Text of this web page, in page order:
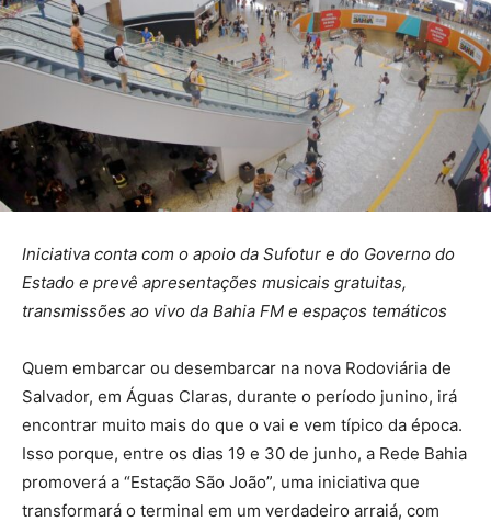
Iniciativa conta com o apoio da Sufotur e do Governo do
Estado e prevê apresentações musicais gratuitas,
transmissões ao vivo da Bahia FM e espaços temáticos
Quem embarcar ou desembarcar na nova Rodoviária de
Salvador, em Águas Claras, durante o período junino, irá
encontrar muito mais do que o vai e vem típico da época.
Isso porque, entre os dias 19 e 30 de junho, a Rede Bahia
promoverá a “Estação São João”, uma iniciativa que
transformará o terminal em um verdadeiro arraiá, com